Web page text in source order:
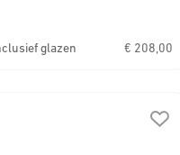
glazen € 208,00